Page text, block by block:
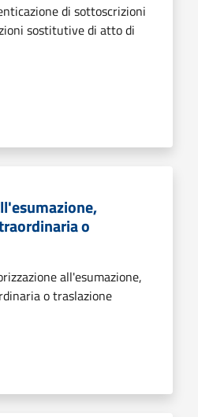
di sottoscrizioni
sostitutive di atto di
o
all'esumazione,
o traslazione